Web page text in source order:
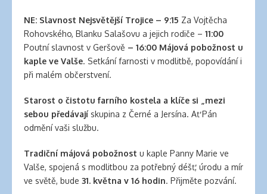
extensions
walmart
banana
natural
clothing
NE: Slavnost Nejsvětější Trojice – 9:15 Za Vojtěcha
Rohovského, Blanku Salašovu a jejich rodiče – 11:00
Poutní slavnost v Geršově – 16:00 Májová pobožnost u
kaple ve Valše. Setkání farnosti v modlitbě, popovídání i
při malém občerstvení.
Starost o čistotu farního kostela a klíče si „mezi
sebou předávajískupina z Černé a Jersína. Ať Pán
odmění vaši službu.
Tradiční májová pobožnost u kaple Panny Marie ve
Valše, spojená s modlitbou za potřebný déšť, úrodu a mír
ve světě, bude 31. května v 16 hodin. Přijměte pozvání.